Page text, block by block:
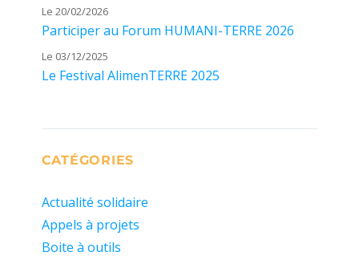
Le 20/02/2026
Participer au Forum HUMANI-TERRE 2026
Le 03/12/2025
Le Festival AlimenTERRE 2025
CATÉGORIES
Actualité solidaire
Appels à projets
Boite à outils